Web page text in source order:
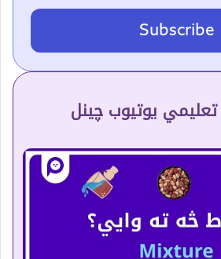
Subscribe
یوتیوب چینل